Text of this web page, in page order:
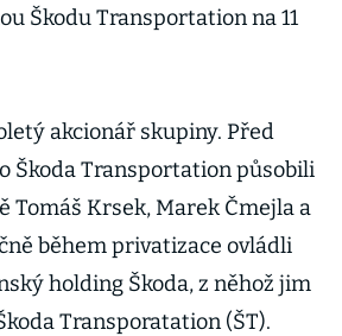
Škodu Transportation na 11
akcionář skupiny. Před
Škoda Transportation působili
Tomáš Krsek, Marek Čmejla a
během privatizace ovládli
holding Škoda, z něhož jim
Transporatation (ŠT).